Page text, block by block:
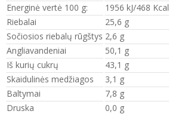
Energinė vertė 100 g:
1956 kJ/468 Kcal
Riebalai
25,6 g
Sočiosios riebalų rūgštys 2,6 g
Angliavandeniai
50,1 g
Iš kurių cukrų
43,1 g
Skaidulinės medžiagos
3,1 g
Baltymai
7,8 g
Druska
0,0 g